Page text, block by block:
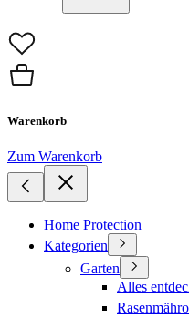
Warenkorb
Zum Warenkorb
Home Protection
Kategorien
Garten
Alles